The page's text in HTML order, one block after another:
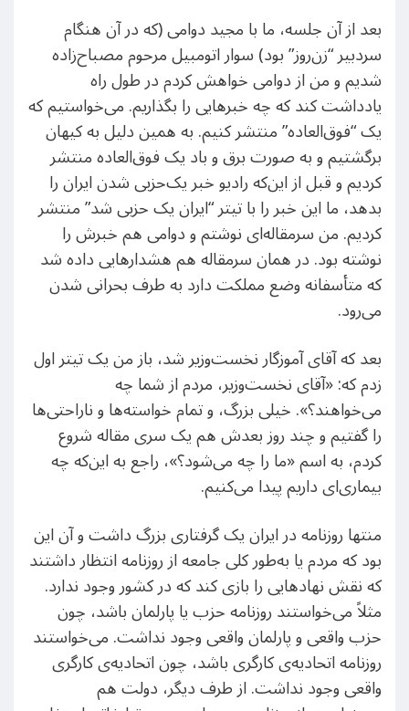
بعد از آن جلسه، ما با مجید دوامی (که در آن هنگام
سردبیر “زن‌روز” بود) سوار اتومبیل مرحوم مصباح‌زاده
شدیم و من از دوامی خواهش کردم در طول راه
یادداشت کند که چه خبرهایی را بگذاریم. می‌خواستیم که
یک “فوق‌العاده” منتشر کنیم. به همین دلیل به کیهان
برگشتیم و به صورت برق و باد یک فوق‌العاده منتشر
کردیم و قبل از این‌که رادیو خبر یک‌حزبی شدن ایران را
بدهد، ما این خبر را با تیتر “ایران یک حزبی شد” منتشر
کردیم. من سرمقاله‌ای نوشتم و دوامی هم خبرش را
نوشته بود. در همان سرمقاله هم هشدارهایی داده شد
که متأسفانه وضع مملکت دارد به طرف بحرانی شدن
می‌رود.
بعد که آقای آموزگار نخست‌وزیر شد، باز من یک تیتر اول
زدم که: «آقای نخست‌وزیر، مردم از شما چه
می‌خواهند؟». خیلی بزرگ، و تمام خواسته‌ها و ناراحتی‌ها
را گفتیم و چند روز بعدش هم یک سری مقاله شروع
کردم، به اسم «ما را چه می‌شود؟»، راجع به این‌که چه
بیماری‌ای داریم پیدا می‌کنیم.
منتها روزنامه در ایران یک گرفتاری بزرگ داشت و آن این
بود که مردم یا به‌طور کلی جامعه از روزنامه انتظار داشتند
که نقش نهادهایی را بازی کند که در کشور وجود ندارد.
مثلاً می‌خواستند روزنامه حزب یا پارلمان باشد، چون
حزب واقعی و پارلمان واقعی وجود نداشت. می‌خواستند
روزنامه اتحادیه‌ی کارگری باشد، چون اتحادیه‌ی کارگری
واقعی وجود نداشت. از طرف دیگر، دولت هم